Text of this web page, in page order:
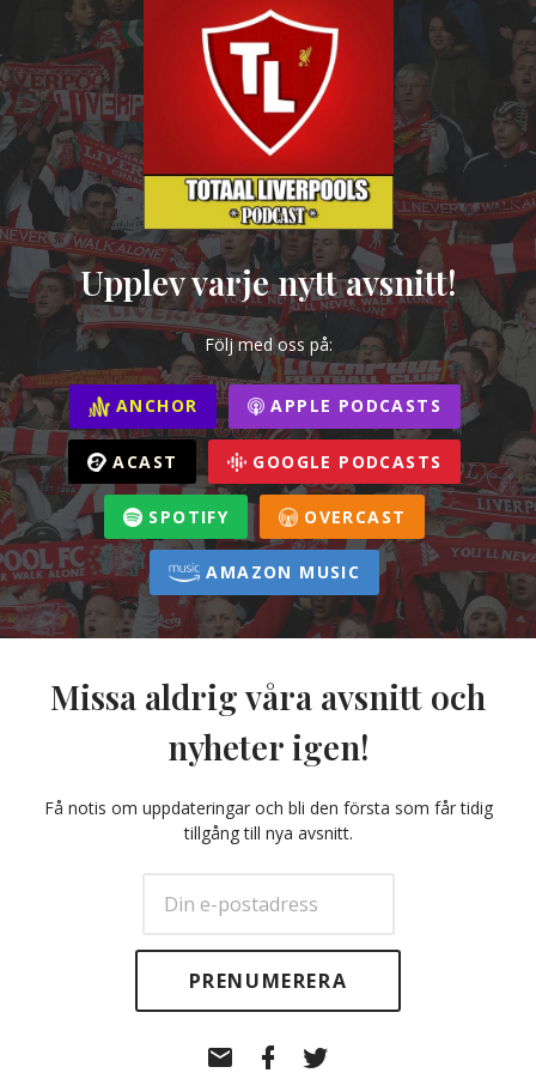
Upplev varje nytt avsnitt!
Följ med oss på:
ANCHOR APPLE PODCASTS
ACAST GOOGLE PODCASTS
SPOTIFY OVERCAST
AMAZON MUSIC
Missa aldrig våra avsnitt och
nyheter igen!
Få notis om uppdateringar och bli den första som får tidig
tillgång till nya avsnitt.
post
Facebook